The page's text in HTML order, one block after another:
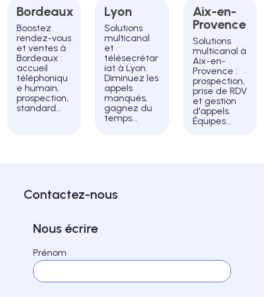
Bordeaux
Boostez
rendez-vous
et ventes à
Bordeaux :
accueil
téléphoniqu
e humain,
prospection,
standard...
Lyon
Solutions
multicanal
et
télésecrétar
iat à Lyon.
Diminuez les
appels
manqués,
gagnez du
temps...
Aix-en-
Provence
Solutions
multicanal à
Aix-en-
Provence :
prospection,
prise de RDV
et gestion
d'appels.
Équipes...
Contactez-nous
Nous écrire
Prénom